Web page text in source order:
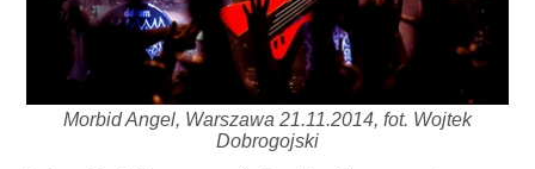
Morbid Angel, Warszawa 21.11.2014, fot. Wojtek
Dobrogojski